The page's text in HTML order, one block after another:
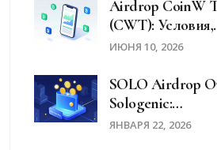
Airdrop CoinW
(CWT): Условия,
Детали И Как
Бесплатно В 2026
ИЮНЯ 10, 2026
SOLO Airdrop
Sologenic:
Подробности,
ЯНВАРЯ 22, 2026